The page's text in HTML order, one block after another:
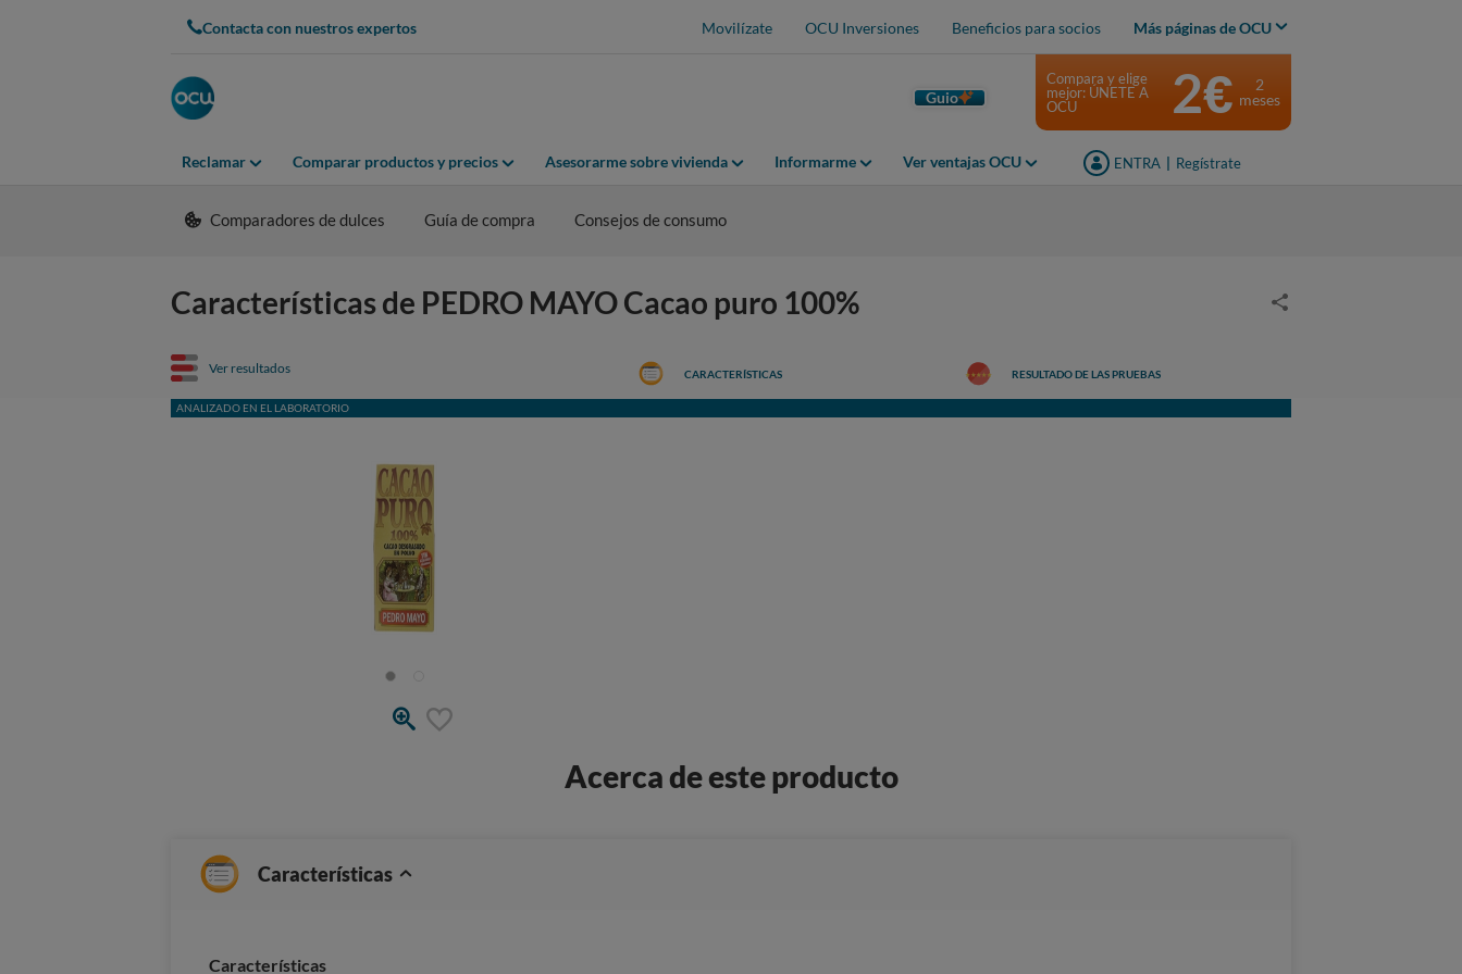
Contacta con nuestros expertos Movilízate OCU Inversiones Beneficios para socios Más páginas de OCU
Guio
Reclamar Comparar productos y precios Asesorarme sobre vivienda Informarme Ver ventajas OCU ENTRA Regístrate
Compara y elige
mejor: ÚNETE A
OCU
2€
2
meses
Comparadores de dulces Guía de compra Consejos de consumo
Características de PEDRO MAYO Cacao puro 100%
Ver resultados
ANALIZADO EN EL LABORATORIO
CARACTERÍSTICAS RESULTADO DE LAS PRUEBAS
Acerca de este producto
Características
Características